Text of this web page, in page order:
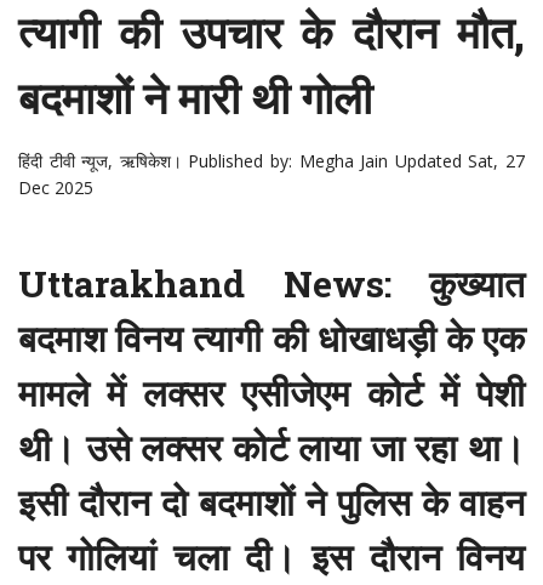
त्यागी की उपचार के दौरान मौत,
बदमाशों ने मारी थी गोली
हिंदी टीवीन्यूज, ऋषिकेश। Published by: Megha Jain Updated Sat, 27
Dec 2025
Uttarakhand News:कुख्यात
बदमाश विनय त्यागी की धोखाधड़ी के एक
मामले में लक्सर एसीजेएम कोर्ट में पेशी
थी। उसे लक्सर कोर्ट लाया जा रहा था।
इसी दौरान दो बदमाशों ने पुलिस के वाहन
पर गोलियां चला दी। इस दौरान विनय